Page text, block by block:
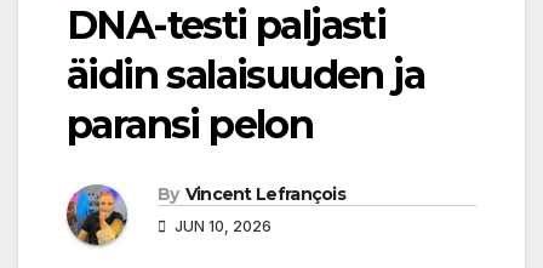
DNA-testi paljasti
äidin salaisuuden ja
paransi pelon
By Vincent Lefrançois
JUN 10, 2026